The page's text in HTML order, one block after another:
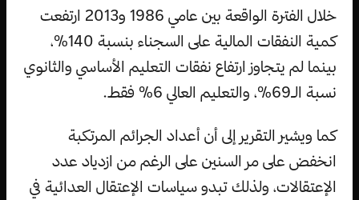
خلال الفترة الواقعة بين عامي 1986 و2013 ارتفعت
كمية النفقات المالية على السجناء بنسبة 140%،
بينما لم يتجاوز ارتفاع نفقات التعليم الأساسي والثانوي
نسبة الـ69%، والتعليم العالي 6% فقط.
كما ويشير التقرير إلى أن أعداد الجرائم المرتكبة
انخفض على مر السنين على الرغم من ازدياد عدد
الإعتقالات، ولذلك تبدو سياسات الإعتقال العدائية في